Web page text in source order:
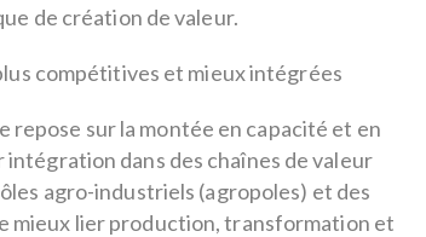
de création de valeur.
compétitives et mieux intégrées
sur la montée en capacité et en
intégration dans des chaînes de valeur
agro-industriels (agropoles) et des
mieux lier production, transformation et
Rabat : le campus de l'UM6P